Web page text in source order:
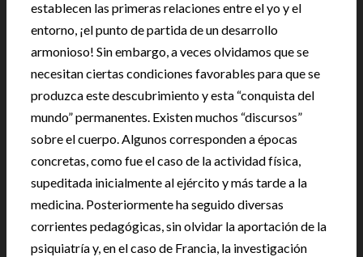
establecen las primeras relaciones entre el yo y el
entorno, ¡el punto de partida de un desarrollo
armonioso! Sin embargo, a veces olvidamos que se
necesitan ciertas condiciones favorables para que se
produzca este descubrimiento y esta “conquista del
mundo” permanentes. Existen muchos “discursos”
sobre el cuerpo. Algunos corresponden a épocas
concretas, como fue el caso de la actividad física,
supeditada inicialmente al ejército y más tarde a la
medicina. Posteriormente ha seguido diversas
corrientes pedagógicas, sin olvidar la aportación de la
psiquiatría y, en el caso de Francia, la investigación